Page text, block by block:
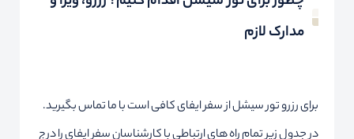
مدارک لازم
برای رزرو تور سیشل از سفر ایفای کافی است با ما تماس بگیرید.